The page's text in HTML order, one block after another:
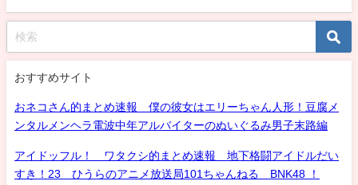
おすすめサイト
おネコさん的まとめ速報 僕の彼女はエリーちゃん人形！豆腐メ
ンタルメンヘラ電波中年アルバイターのぬいぐるみ男子末路編
アイドッフル！ ワタクシ的まとめ速報 地下格闘アイドルだい
すき！23 ひうらのアニメ放送局101ちゃんねる BNK48 ！